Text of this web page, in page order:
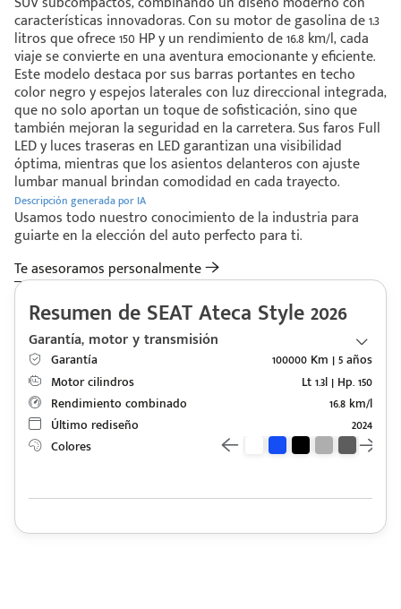
características innovadoras. Con su motor de gasolina de 1.3
litros que ofrece 150 HP y un rendimiento de 16.8 km/l, cada
viaje se convierte en una aventura emocionante y eficiente.
Este modelo destaca por sus barras portantes en techo
color negro y espejos laterales con luz direccional integrada,
que no solo aportan un toque de sofisticación, sino que
también mejoran la seguridad en la carretera. Sus faros Full
LED y luces traseras en LED garantizan una visibilidad
óptima, mientras que los asientos delanteros con ajuste
lumbar manual brindan comodidad en cada trayecto.
Descripción generada por IA
Usamos todo nuestro conocimiento de la industria para
guiarte en la elección del auto perfecto para ti.
Te asesoramos personalmente
Resumen de SEAT Ateca Style 2026
Garantía, motor y transmisión
Garantía
100000 Km | 5 años
Motor cilindros
Lt 1.3l | Hp. 150
Rendimiento combinado
16.8 km/l
Último rediseño
2024
Colores